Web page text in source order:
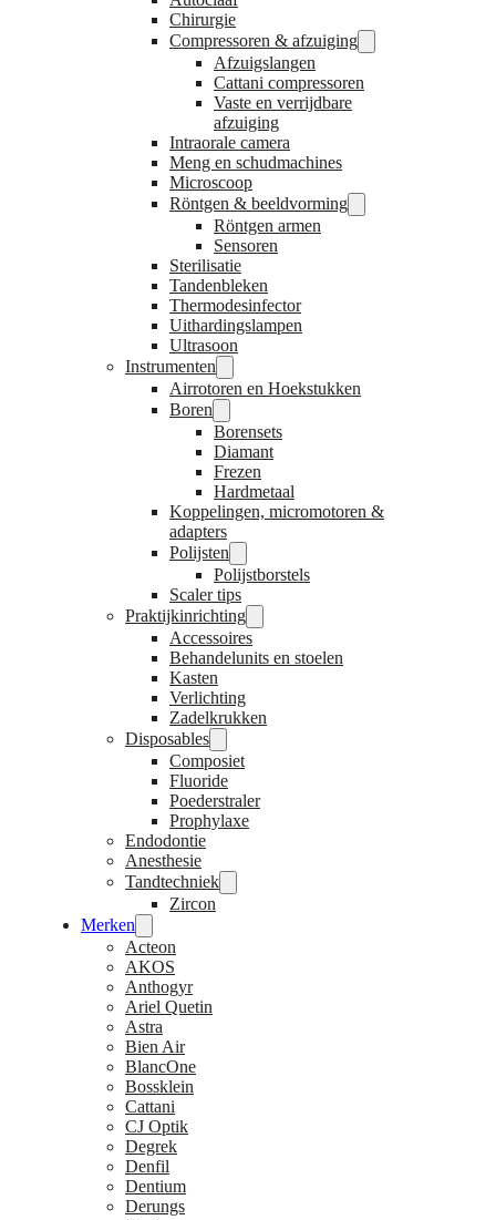
Chirurgie
Compressoren & afzuiging
Afzuigslangen
Cattani compressoren
Vaste en verrijdbare
afzuiging
Intraorale camera
Meng en schudmachines
Microscoop
Röntgen & beeldvorming
Röntgen armen
Sensoren
Sterilisatie
Tandenbleken
Thermodesinfector
Uithardingslampen
Ultrasoon
Instrumenten
Airrotoren en Hoekstukken
Boren
Borensets
Diamant
Frezen
Hardmetaal
Koppelingen, micromotoren &
adapters
Polijsten
Polijstborstels
Scaler tips
Praktijkinrichting
Accessoires
Behandelunits en stoelen
Kasten
Verlichting
Zadelkrukken
Disposables
Composiet
Fluoride
Poederstraler
Prophylaxe
Endodontie
Anesthesie
Tandtechniek
Zircon
Merken
Acteon
AKOS
Anthogyr
Ariel Quetin
Astra
Bien Air
BlancOne
Bossklein
Cattani
CJ Optik
Degrek
Denfil
Dentium
Derungs